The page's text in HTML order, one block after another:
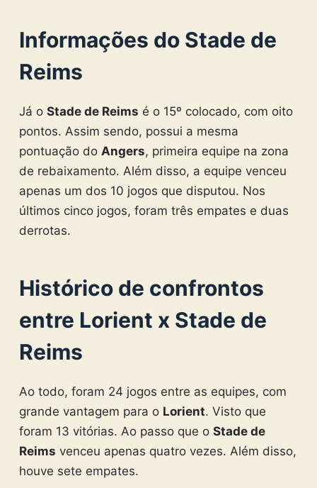
Informações do Stade de
Reims
Já o Stade de Reims é o 15º colocado, com oito
pontos. Assim sendo, possui a mesma
pontuação do Angers, primeira equipe na zona
de rebaixamento. Além disso, a equipe venceu
apenas um dos 10 jogos que disputou. Nos
últimos cinco jogos, foram três empates e duas
derrotas.
Histórico de confrontos
entre Lorient x Stade de
Reims
Ao todo, foram 24 jogos entre as equipes, com
grande vantagem para o Lorient. Visto que
foram 13 vitórias. Ao passo que o Stade de
Reims venceu apenas quatro vezes. Além disso,
houve sete empates.